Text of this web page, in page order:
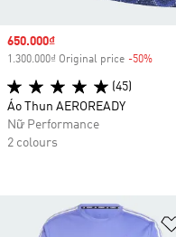
Sale price
650.000₫
1.300.000₫ Original price -50%
(45)
Áo Thun AEROREADY
Nữ Performance
2 colours